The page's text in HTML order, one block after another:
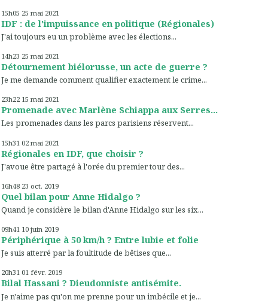
15h05 25 mai 2021
IDF : de l'impuissance en politique (Régionales)
J'ai toujours eu un problème avec les élections...
14h23 25 mai 2021
Détournement biélorusse, un acte de guerre ?
Je me demande comment qualifier exactement le crime...
23h22 15 mai 2021
Promenade avec Marlène Schiappa aux Serres...
Les promenades dans les parcs parisiens réservent...
15h31 02 mai 2021
Régionales en IDF, que choisir ?
J'avoue être partagé à l'orée du premier tour des...
16h48 23 oct. 2019
Quel bilan pour Anne Hidalgo ?
Quand je considère le bilan d'Anne Hidalgo sur les six...
09h41 10 juin 2019
Périphérique à 50 km/h ? Entre lubie et folie
Je suis atterré par la foultitude de bêtises que...
20h31 01 févr. 2019
Bilal Hassani ? Dieudonniste antisémite.
Je n'aime pas qu'on me prenne pour un imbécile et je...